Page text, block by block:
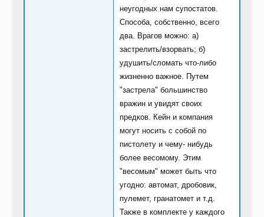
неугодных нам супостатов.
Способа, собственно, всего
два. Врагов можно: а)
застрелить/взорвать; б)
удушить/сломать что-либо
жизненно важное. Путем
"застрела" большинство
вражин и увидят своих
предков. Кейн и компания
могут носить с собой по
пистолету и чему- нибудь
более весомому. Этим
"весомым" может быть что
угодно: автомат, дробовик,
пулемет, гранатомет и т.д.
Также в комплекте у каждого